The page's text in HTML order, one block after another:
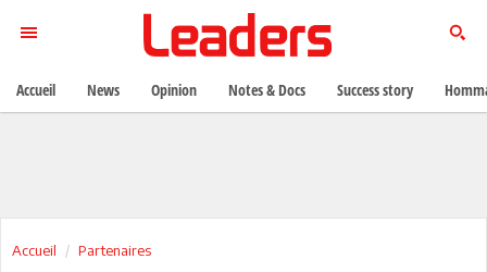
Accueil Partenaires
Accueil News Opinion Notes & Docs Success story